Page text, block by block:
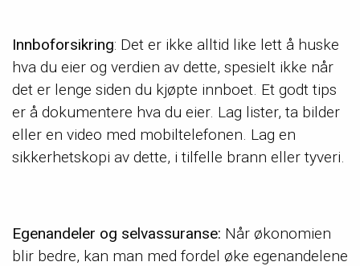
Innboforsikring: Det er ikke alltid like lett å huske
hva du eier og verdien av dette, spesielt ikke når
det er lenge siden du kjøpte innboet. Et godt tips
er å dokumentere hva du eier. Lag lister, ta bilder
eller en video med mobiltelefonen. Lag en
sikkerhetskopi av dette, i tilfelle brann eller tyveri.
Egenandeler og selvassuranse: Når økonomien
blir bedre, kan man med fordel øke egenandelene